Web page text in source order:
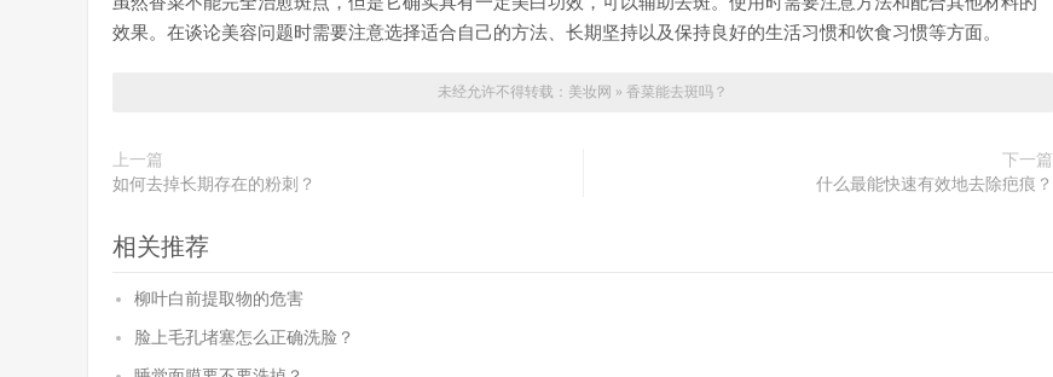
效果。在谈论美容问题时需要注意选择适合自己的方法、长期坚持以及保持良好的生活习惯和饮食习惯等方面。
未经允许不得转载： 美妆网 » 香菜能去斑吗？
上一篇
如何去掉长期存在的粉刺？
下一篇
什么最能快速有效地去除疤痕？
相关推荐
柳叶白前提取物的危害
脸上毛孔堵塞怎么正确洗脸？